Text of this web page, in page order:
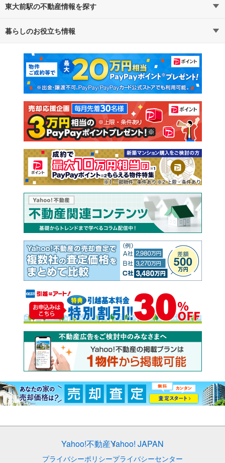
東大前駅の不動産情報を探す
不動産・住宅
新築マンション 中古マンション
新築一戸建て 中古一戸建て
注文住宅 土地
売却査定
暮らしのお役立ち情報
マンションカタログ 教えて！住まいの先生
Yahoo!不動産Yahoo! JAPAN
プライバシーポリシープライバシーセンター